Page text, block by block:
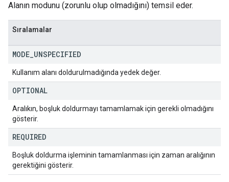
Alanın modunu (zorunlu olup olmadığını) temsil eder.
Sıralamalar
MODE UNSPECIFIED
Kullanım alanı doldurulmadığında yedek değer.
OPTIONAL
Aralıkın, boşluk doldurmayı tamamlamak için gerekli olmadığını
gösterir.
REQUIRED
Boşluk doldurma işleminin tamamlanması için zaman aralığının
gerektiğini gösterir.